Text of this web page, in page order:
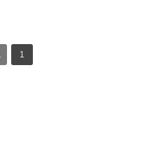
1